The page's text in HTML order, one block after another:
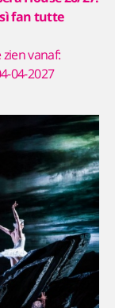
fan tutte
zien vanaf:
04-2027